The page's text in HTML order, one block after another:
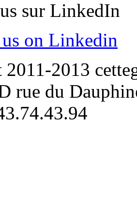
sur LinkedIn
on Linkedin
2011-2013
rue du